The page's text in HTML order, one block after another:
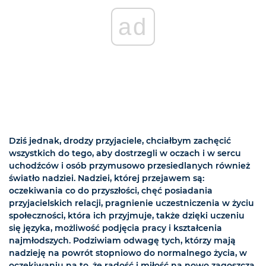
ad
Dziś jednak, drodzy przyjaciele, chciałbym zachęcić
wszystkich do tego, aby dostrzegli w oczach i w sercu
uchodźców i osób przymusowo przesiedlanych również
światło nadziei. Nadziei, której przejawem są:
oczekiwania co do przyszłości, chęć posiadania
przyjacielskich relacji, pragnienie uczestniczenia w życiu
społeczności, która ich przyjmuje, także dzięki uczeniu
się języka, możliwość podjęcia pracy i kształcenia
najmłodszych. Podziwiam odwagę tych, którzy mają
nadzieję na powrót stopniowo do normalnego życia, w